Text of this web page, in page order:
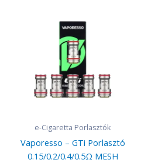
e-Cigaretta Porlasztók
Vaporesso – GTi Porlasztó
0.15/0.2/0.4/0.5Ω MESH